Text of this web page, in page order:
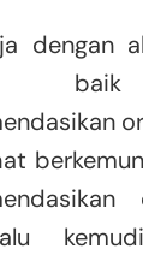
dengan